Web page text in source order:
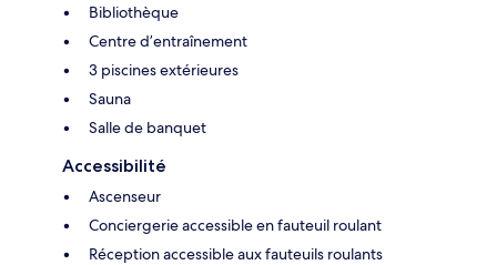
Bibliothèque
Centre d’entraînement
3 piscines extérieures
Sauna
Salle de banquet
Accessibilité
Ascenseur
Conciergerie accessible en fauteuil roulant
Réception accessible aux fauteuils roulants